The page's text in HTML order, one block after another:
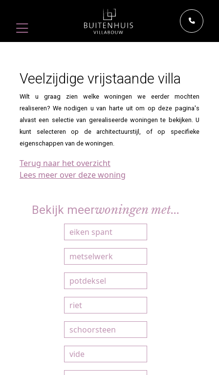
Veelzijdige vrijstaande villa
Wilt u graag zien welke woningen we eerder mochten
realiseren? We nodigen u van harte uit om op deze pagina's
alvast een selectie van gerealiseerde woningen te bekijken. U
kunt selecteren op de architectuurstijl, of op specifieke
eigenschappen van de woningen.
Terug naar het overzicht
Lees meer over deze woning
Bekijk meerwoningen met...
eiken spant
metselwerk
potdeksel
riet
schoorsteen
vide